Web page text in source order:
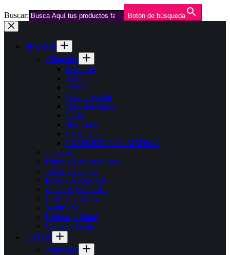
Buscar: Botón de búsqueda
Saltar
al
contenidoPERROS
Alimentos
Cachorro
Adulto
Senior
Raza pequeña
Hipoalergénico
Light
Húmedos
SNACKS
PRESCRIPCIÓN MÉDICA
Juguetes
Platos y Dispensadores
Jaulas y Caniles
Ropa y Accesorios
Cadenas y Cuerdas
Collares y Arnés
Seguridad
Higiene y Salud
Camas y Casas
GATOS
Alimentos